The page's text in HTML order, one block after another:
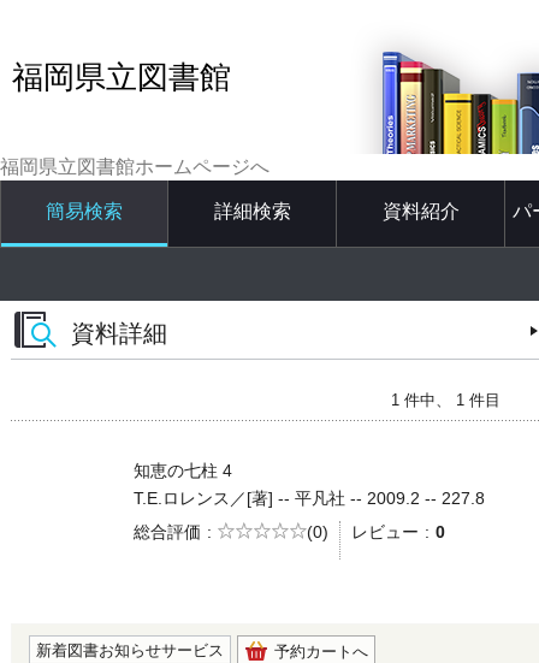
福岡県立図書館
福岡県立図書館ホームページへ
簡易検索 詳細検索 資料紹介 パ
資料詳細
1 件中、 1 件目
知恵の七柱 4
T.E.ロレンス／[著] -- 平凡社 -- 2009.2 -- 227.8
総合評価
5段階評価
(0) レビュー 0
新着図書お知らせサービス 予約カートへ